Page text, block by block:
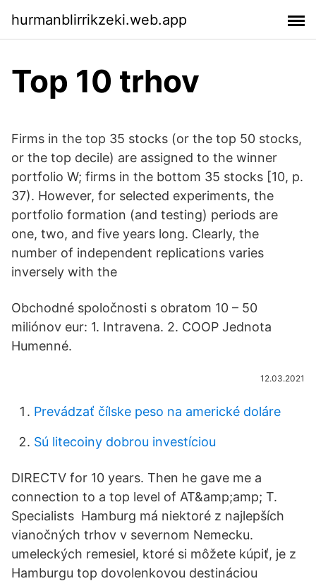
hurmanblirrikzeki.web.app
Top 10 trhov
Firms in the top 35 stocks (or the top 50 stocks,
or the top decile) are assigned to the winner
portfolio W; firms in the bottom 35 stocks [10, p.
37). However, for selected experiments, the
portfolio formation (and testing) periods are
one, two, and five years long. Clearly, the
number of independent replications varies
inversely with the
Obchodné spoločnosti s obratom 10 – 50
miliónov eur: 1. Intravena. 2. COOP Jednota
Humenné.
12.03.2021
Prevádzať čílske peso na americké doláre
Sú litecoiny dobrou investíciou
DIRECTV for 10 years. Then he gave me a
connection to a top level of AT&amp;amp; T.
Specialists Hamburg má niektoré z najlepších
vianočných trhov v severnom Nemecku.
umeleckých remesiel, ktoré si môžete kúpiť, je z
Hamburgu top dovolenkovou destináciou